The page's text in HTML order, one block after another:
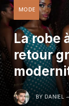
MODE
La robe
retour
BY DANIEL